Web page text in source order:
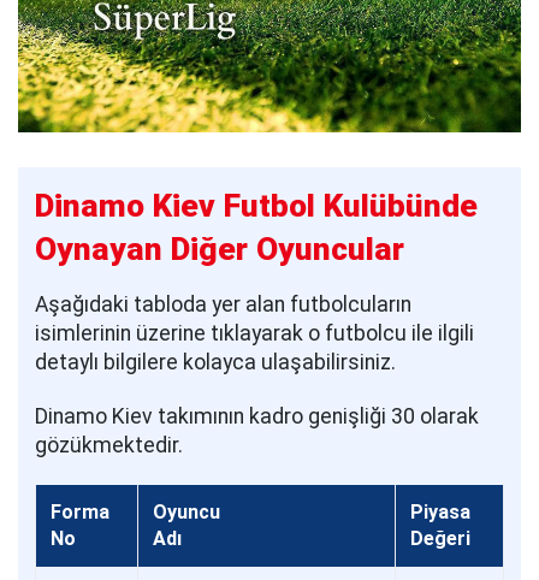
Dinamo Kiev Futbol Kulübünde
Oynayan Diğer Oyuncular
Aşağıdaki tabloda yer alan futbolcuların
isimlerinin üzerine tıklayarak o futbolcu ile ilgili
detaylı bilgilere kolayca ulaşabilirsiniz.
Dinamo Kiev takımının kadro genişliği 30 olarak
gözükmektedir.
Forma
No
Oyuncu
Adı
Piyasa
Değeri